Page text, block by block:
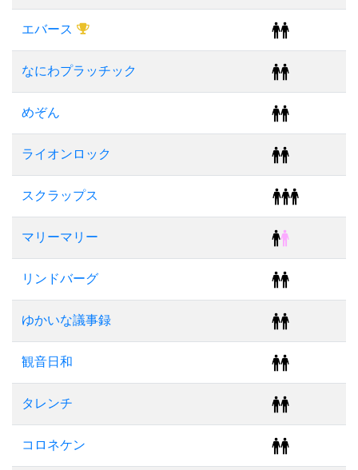
エバース
なにわプラッチック
めぞん
ライオンロック
スクラップス
マリーマリー
リンドバーグ
ゆかいな議事録
観音日和
タレンチ
コロネケン